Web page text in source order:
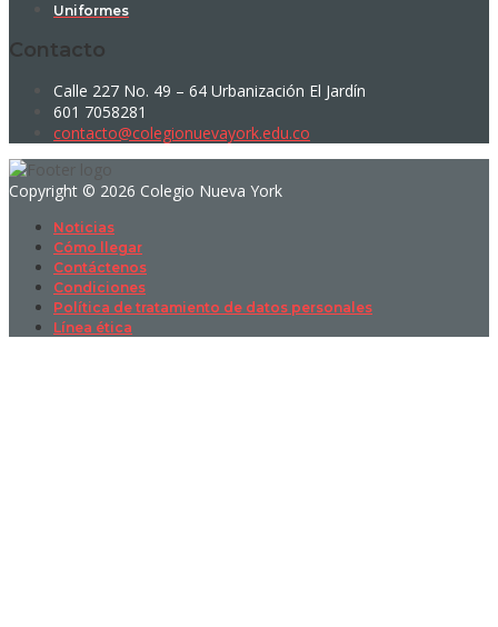
Uniformes
Contacto
Calle 227 No. 49 – 64 Urbanización El Jardín
601 7058281
contacto@colegionuevayork.edu.co
Copyright © 2026 Colegio Nueva York
Noticias
Cómo llegar
Contáctenos
Condiciones
Política de tratamiento de datos personales
Línea ética